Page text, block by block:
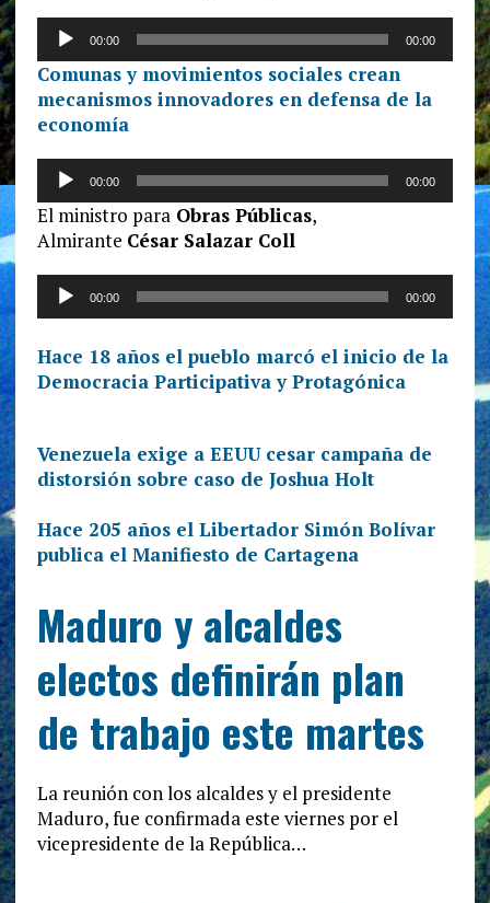
Reproductor
audio
00:00 00:00
Comunas y movimientos sociales crean
mecanismos innovadores en defensa de la
economía
Reproductor
audio
00:00 00:00
El ministro paraObras Públicas,
Almirante César Salazar Coll
Reproductor
00:00 00:00
Hace 18 años el pueblo marcó el inicio de la
Democracia Participativa y Protagónica
Venezuela exige a EEUU cesar campaña de
distorsión sobre caso de Joshua Holt
Hace 205 años el Libertador Simón Bolívar
publica el Manifiesto de Cartagena
Maduro y alcaldes
electos definirán plan
de trabajo este martes
La reunión con los alcaldes y el presidente
Maduro, fue confirmada este viernes por el
vicepresidente de la República…